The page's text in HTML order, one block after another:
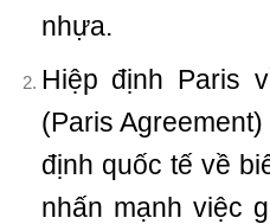
nhựa.
Hiệp định Paris
(Paris
định quốc tế về
nhấn mạnh việc